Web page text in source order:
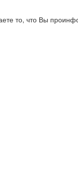
то, что Вы